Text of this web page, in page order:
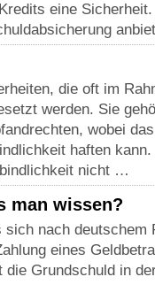
eine
die oft im
werden. Sie
wobei
haften
nicht …
man wissen?
nach deutschem
eines
die Grundschuld in